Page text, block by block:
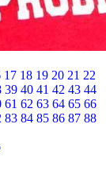
17 18 19 20 21 22
39 40 41 42 43 44
61 62 63 64 65 66
83 84 85 86 87 88